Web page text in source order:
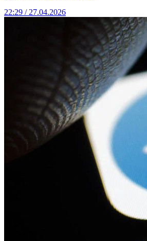
22:29 / 27.04.2026